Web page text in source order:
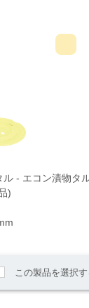
- エコン漬物タ
)
この製品を選択す